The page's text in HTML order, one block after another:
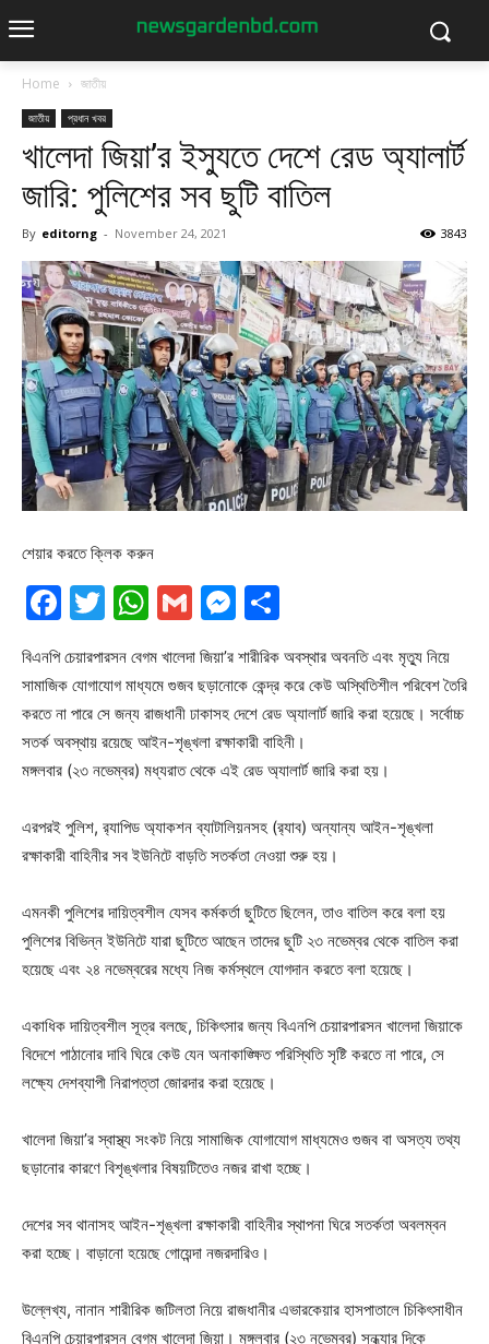
Home জাতীয়
জাতীয় প্রধান খবর
খালেদা জিয়া’র ইস্যুতে দেশে রেড অ্যালার্ট
জারি: পুলিশের সব ছুটি বাতিল
By editorng - November 24, 2021 3843
শেয়ার করতে ক্লিক করুন
Facebook
Twitter
WhatsApp
GmailMessenger
বিএনপি চেয়ারপারসন বেগম খালেদা জিয়া’র শারীরিক অবস্থার অবনতি এবং মৃত্যু নিয়ে
সামাজিক যোগাযোগ মাধ্যমে গুজব ছড়ানোকে কেন্দ্র করে কেউ অস্থিতিশীল পরিবেশ তৈরি
করতে না পারে সে জন্য রাজধানী ঢাকাসহ দেশে রেড অ্যালার্ট জারি করা হয়েছে। সর্বোচ্চ
সতর্ক অবস্থায় রয়েছে আইন-শৃঙ্খলা রক্ষাকারী বাহিনী।
মঙ্গলবার (২৩ নভেম্বর) মধ্যরাত থেকে এই রেড অ্যালার্ট জারি করা হয়।
এরপরই পুলিশ, র‌্যাপিড অ্যাকশন ব্যাটালিয়নসহ (র‌্যাব) অন্যান্য আইন-শৃঙ্খলা
রক্ষাকারী বাহিনীর সব ইউনিটে বাড়তি সতর্কতা নেওয়া শুরু হয়।
এমনকী পুলিশের দায়িত্বশীল যেসব কর্মকর্তা ছুটিতে ছিলেন, তাও বাতিল করে বলা হয়
পুলিশের বিভিন্ন ইউনিটে যারা ছুটিতে আছেন তাদের ছুটি ২৩ নভেম্বর থেকে বাতিল করা
হয়েছে এবং ২৪ নভেম্বরের মধ্যে নিজ কর্মস্থলে যোগদান করতে বলা হয়েছে।
একাধিক দায়িত্বশীল সূত্র বলছে, চিকিৎসার জন্য বিএনপি চেয়ারপারসন খালেদা জিয়াকে
বিদেশে পাঠানোর দাবি ঘিরে কেউ যেন অনাকাঙ্ক্ষিত পরিস্থিতি সৃষ্টি করতে না পারে, সে
লক্ষ্যে দেশব্যাপী নিরাপত্তা জোরদার করা হয়েছে।
খালেদা জিয়া’র স্বাস্থ্য সংকট নিয়ে সামাজিক যোগাযোগ মাধ্যমেও গুজব বা অসত্য তথ্য
ছড়ানোর কারণে বিশৃঙ্খলার বিষয়টিতেও নজর রাখা হচ্ছে।
দেশের সব থানাসহ আইন-শৃঙ্খলা রক্ষাকারী বাহিনীর স্থাপনা ঘিরে সতর্কতা অবলম্বন
করা হচ্ছে। বাড়ানো হয়েছে গোয়েন্দা নজরদারিও।
উল্লেখ্য, নানান শারীরিক জটিলতা নিয়ে রাজধানীর এভারকেয়ার হাসপাতালে চিকিৎসাধীন
বিএনপি চেয়ারপারসন বেগম খালেদা জিয়া। মঙ্গলবার (২৩ নভেম্বর) সন্ধ্যার দিকে